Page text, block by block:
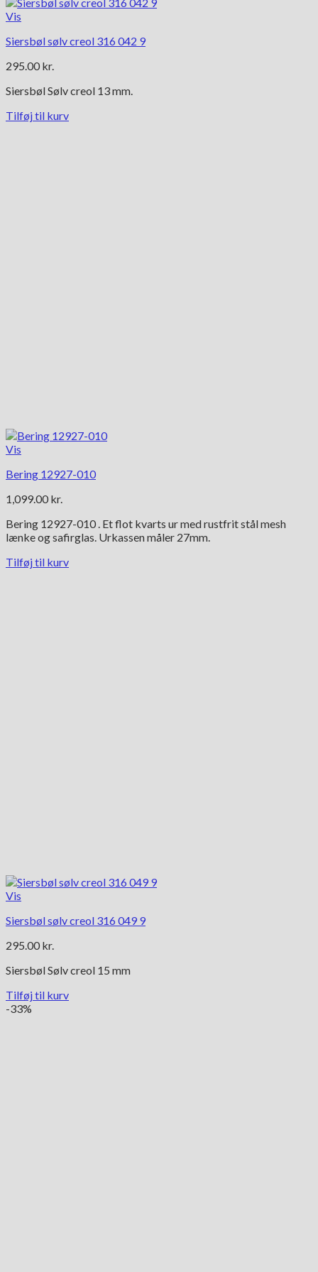
Vis
Siersbøl sølv creol 316 042 9
295.00 kr.
Siersbøl Sølv creol 13 mm.
Tilføj til kurv
Vis
Bering 12927-010
1,099.00 kr.
Bering 12927-010 . Et flot kvarts ur med rustfrit stål mesh
lænke og safirglas. Urkassen måler 27mm.
Tilføj til kurv
Vis
Siersbøl sølv creol 316 049 9
295.00 kr.
Siersbøl Sølv creol 15 mm
Tilføj til kurv
-33%